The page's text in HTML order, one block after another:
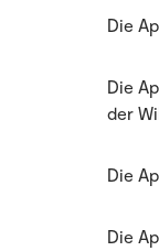
Die
Die
der
Die
Die